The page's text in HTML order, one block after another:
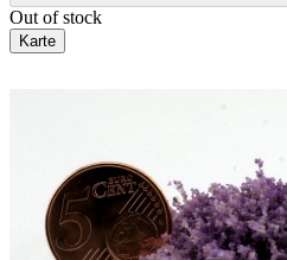
Out of stock
Karte